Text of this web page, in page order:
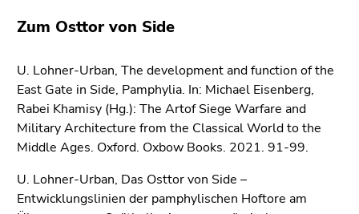
Zum Osttor von Side
U. Lohner-Urban, The development and function of the
East Gate in Side, Pamphylia. In: Michael Eisenberg,
Rabei Khamisy (Hg.): The Artof Siege Warfare and
Military Architecture from the Classical World to the
Middle Ages. Oxford. Oxbow Books. 2021. 91-99.
U. Lohner-Urban, Das Osttor von Side –
Entwicklungslinien der pamphylischen Hoftore am